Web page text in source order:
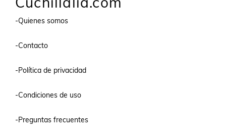
-Quienes somos
-Contacto
-Política de privacidad
-Condiciones de uso
-Preguntas frecuentes